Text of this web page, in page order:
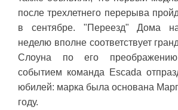
после трехлетнего перерыва
в сентябре. "Переезд" Дома
неделю вполне соответствует
Слоуна по его
событием команда Escada
юбилей: марка была основана
году.